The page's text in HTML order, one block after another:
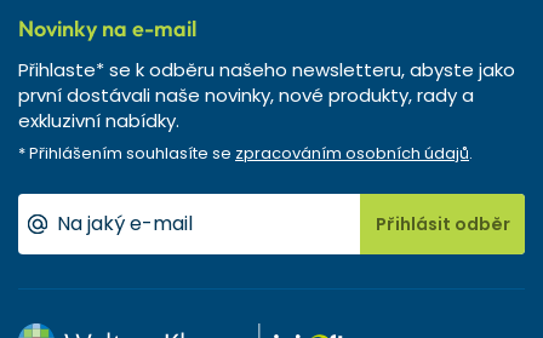
Novinky na e-mail
Přihlaste* se k odběru našeho newsletteru, abyste jako
první dostávali naše novinky, nové produkty, rady a
exkluzivní nabídky.
* Přihlášením souhlasíte se zpracováním osobních údajů.
Přihlásit odběr